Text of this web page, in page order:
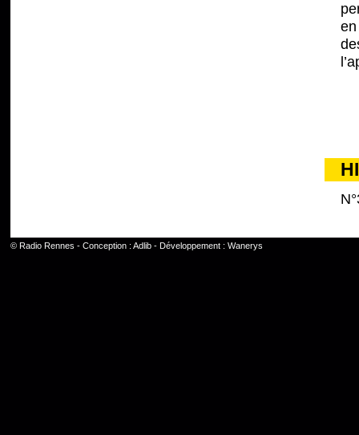
© Radio Rennes - Conception : Adlib- Développement : Wanerys